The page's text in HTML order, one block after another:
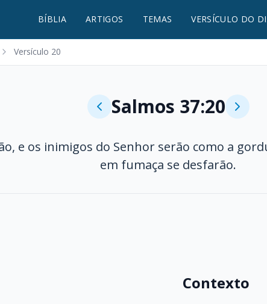
BÍBLIA ARTIGOS TEMAS VERSÍCULO DO
Versículo 20
Salmos 37:20
e os inimigos do Senhor serão como a
em fumaça se desfarão.
Contexto